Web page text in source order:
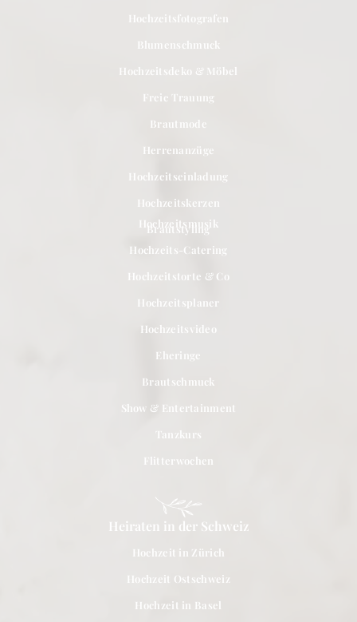
Hochzeitsfotografen
Blumenschmuck
Hochzeitsdeko & Möbel
Freie Trauung
Brautmode
Herrenanzüge
Hochzeitseinladung
Hochzeitskerzen
Brautstyling
Hochzeitsmusik
Hochzeits-Catering
Hochzeitstorte & Co
Hochzeitsplaner
Hochzeitsvideo
Eheringe
Brautschmuck
Show & Entertainment
Tanzkurs
Flitterwochen
Heiraten in der Schweiz
Hochzeit in Zürich
Hochzeit Ostschweiz
Hochzeit in Basel